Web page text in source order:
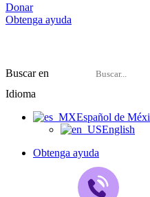
Donar
Obtenga ayuda
Buscar en
Idioma
Español de
English
Obtenga ayuda